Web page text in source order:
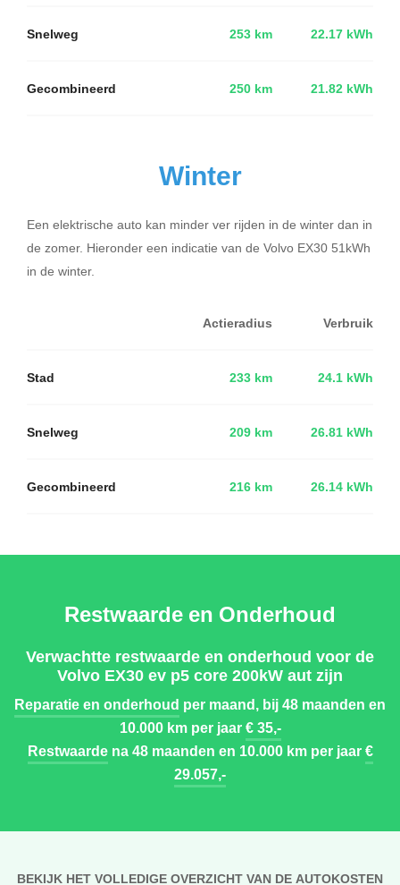
Snelweg 253 km 22.17 kWh
Gecombineerd 250 km 21.82 kWh
Winter
Een elektrische auto kan minder ver rijden in de winter dan in
de zomer. Hieronder een indicatie van de Volvo EX30 51kWh
in de winter.
Actieradius Verbruik
Stad 233 km 24.1 kWh
Snelweg 209 km 26.81 kWh
Gecombineerd 216 km 26.14 kWh
Restwaarde en Onderhoud
Verwachtte restwaarde en onderhoud voor de
Volvo EX30 ev p5 core 200kW aut zijn
Reparatie en onderhoud per maand, bij 48 maanden en
10.000 km per jaar€ 35,-
Restwaardena 48 maanden en 10.000 km per jaar€
29.057,-
BEKIJK HET VOLLEDIGE OVERZICHT VAN DE AUTOKOSTEN